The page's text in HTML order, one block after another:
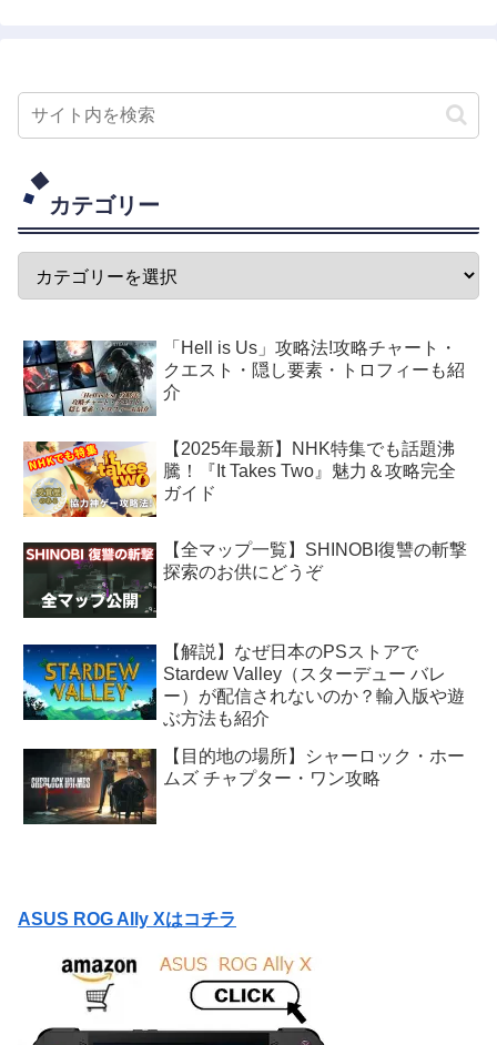
カテゴリー
「Hell is Us」攻略法!攻略チャート・
クエスト・隠し要素・トロフィーも紹
介
【2025年最新】NHK特集でも話題沸
騰！『It Takes Two』魅力＆攻略完全
ガイド
【全マップ一覧】SHINOBI復讐の斬撃
探索のお供にどうぞ
【解説】なぜ日本のPSストアで
Stardew Valley（スターデュー バレ
ー）が配信されないのか？輸入版や遊
ぶ方法も紹介
【目的地の場所】シャーロック・ホー
ムズ チャプター・ワン攻略
ASUS ROG Ally Xはコチラ